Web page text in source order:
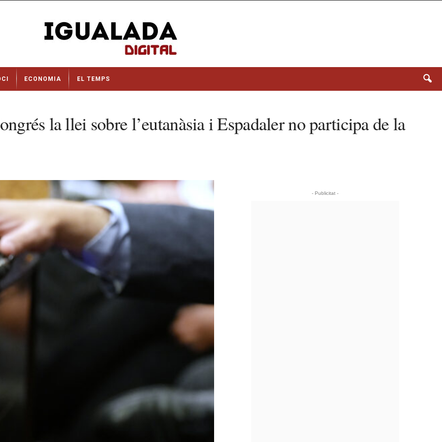
ECONOMIA EL TEMPS
la llei sobre l’eutanàsia i Espadaler no participa de la
- Publicitat -